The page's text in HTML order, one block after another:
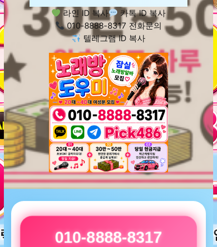
라인 ID 복사
카톡 ID 복사
010-8888-8317 전화문의
텔레그램 ID 복사
010-8888-8317